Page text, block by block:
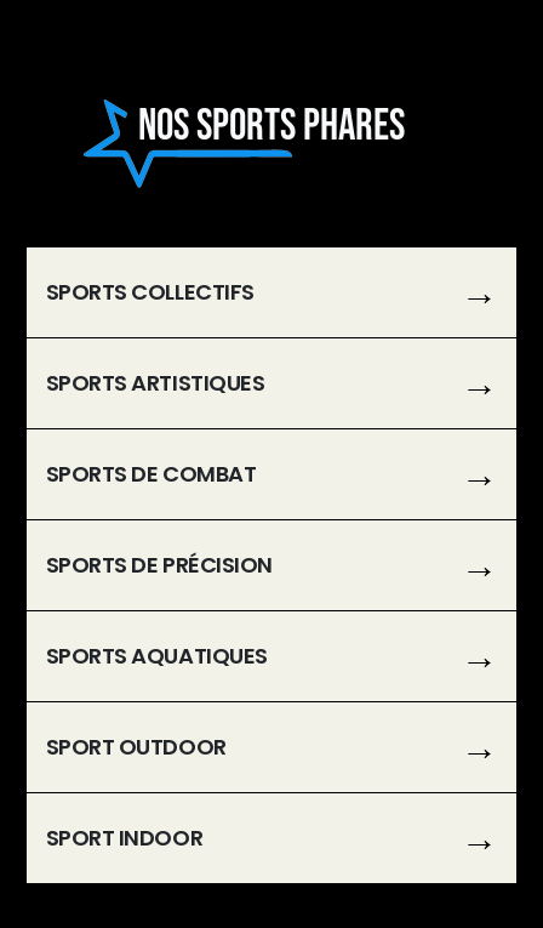
Nos sports phares
SPORTS COLLECTIFS
SPORTS ARTISTIQUES
SPORTS DE COMBAT
SPORTS DE PRÉCISION
SPORTS AQUATIQUES
SPORT OUTDOOR
SPORT INDOOR